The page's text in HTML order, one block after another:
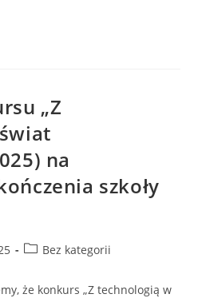
„Z
na
szkoły
PostBez kategorii
że konkurs „Z technologią w